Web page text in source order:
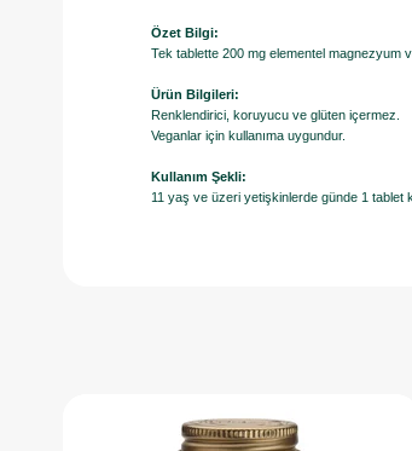
Özet Bilgi:
Tek tablette 200 mg elementel magnezyum
Ürün Bilgileri:
Renklendirici, koruyucu ve glüten içermez.
Veganlar için kullanıma uygundur.
Kullanım Şekli:
11 yaş ve üzeri yetişkinlerde günde 1 tablet